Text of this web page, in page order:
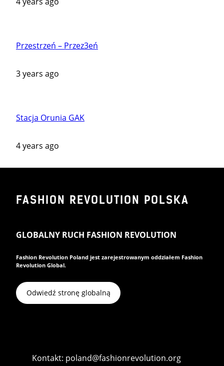
Przestrzeń – Przez3eń
3 years ago
Stacja Orunia GAK
4 years ago
FASHION REVOLUTION POLSKA
GLOBALNY RUCH FASHION REVOLUTION
Fashion Revolution Poland jest zarejestrowanym oddziałem Fashion
Revolution Global.
Odwiedź stronę globalną
Kontakt: poland@fashionrevolution.org